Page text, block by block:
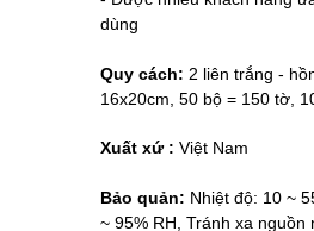
dùng
Quy cách: 2 liên trắng -
16x20cm, 50 bộ = 150 tờ,
Xuất xứ : Việt Nam
Bảo quản: Nhiệt độ: 10 ~
~ 95% RH, Tránh xa nguồn